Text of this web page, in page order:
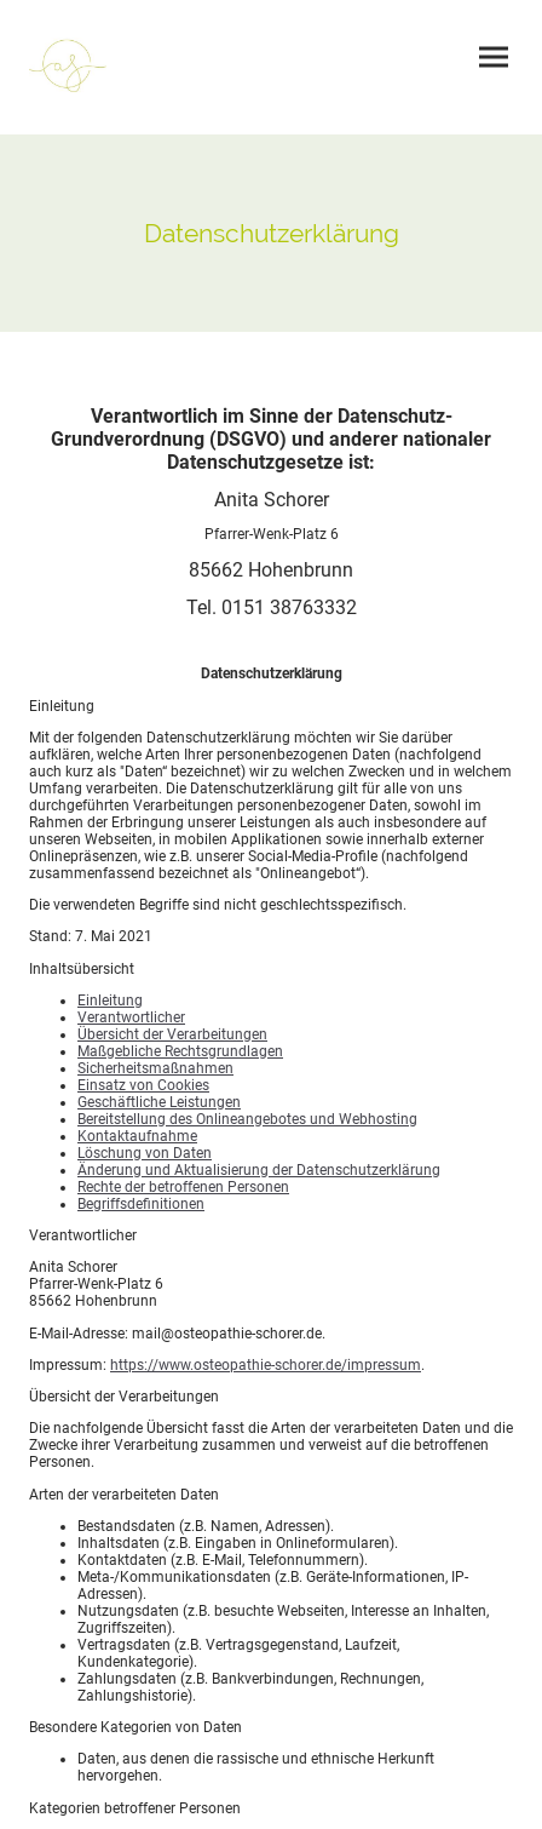
Datenschutzerklärung
Verantwortlich im Sinne der Datenschutz-
Grundverordnung (DSGVO) und anderer nationaler
Datenschutzgesetze ist:
Anita Schorer
Pfarrer-Wenk-Platz 6
85662 Hohenbrunn
Tel. 0151 38763332
Datenschutzerklärung
Einleitung
Mit der folgenden Datenschutzerklärung möchten wir Sie darüber
aufklären, welche Arten Ihrer personenbezogenen Daten (nachfolgend
auch kurz als "Daten“ bezeichnet) wir zu welchen Zwecken und in welchem
Umfang verarbeiten. Die Datenschutzerklärung gilt für alle von uns
durchgeführten Verarbeitungen personenbezogener Daten, sowohl im
Rahmen der Erbringung unserer Leistungen als auch insbesondere auf
unseren Webseiten, in mobilen Applikationen sowie innerhalb externer
Onlinepräsenzen, wie z.B. unserer Social-Media-Profile (nachfolgend
zusammenfassend bezeichnet als "Onlineangebot“).
Die verwendeten Begriffe sind nicht geschlechtsspezifisch.
Stand: 7. Mai 2021
Inhaltsübersicht
Einleitung
Verantwortlicher
Übersicht der Verarbeitungen
Maßgebliche Rechtsgrundlagen
Sicherheitsmaßnahmen
Einsatz von Cookies
Geschäftliche Leistungen
Bereitstellung des Onlineangebotes und Webhosting
Kontaktaufnahme
Löschung von Daten
Änderung und Aktualisierung der Datenschutzerklärung
Rechte der betroffenen Personen
Begriffsdefinitionen
Verantwortlicher
Anita Schorer
Pfarrer-Wenk-Platz 6
85662 Hohenbrunn
E-Mail-Adresse: mail@osteopathie-schorer.de.
Impressum: https://www.osteopathie-schorer.de/impressum.
Übersicht der Verarbeitungen
Die nachfolgende Übersicht fasst die Arten der verarbeiteten Daten und die
Zwecke ihrer Verarbeitung zusammen und verweist auf die betroffenen
Personen.
Arten der verarbeiteten Daten
Bestandsdaten (z.B. Namen, Adressen).
Inhaltsdaten (z.B. Eingaben in Onlineformularen).
Kontaktdaten (z.B. E-Mail, Telefonnummern).
Meta-/Kommunikationsdaten (z.B. Geräte-Informationen, IP-
Adressen).
Nutzungsdaten (z.B. besuchte Webseiten, Interesse an Inhalten,
Zugriffszeiten).
Vertragsdaten (z.B. Vertragsgegenstand, Laufzeit,
Kundenkategorie).
Zahlungsdaten (z.B. Bankverbindungen, Rechnungen,
Zahlungshistorie).
Besondere Kategorien von Daten
Daten, aus denen die rassische und ethnische Herkunft
hervorgehen.
Kategorien betroffener Personen